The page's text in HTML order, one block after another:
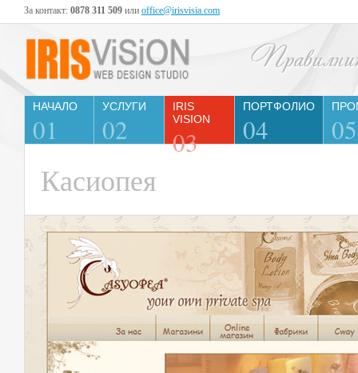
За контакт: 0878 311 509 или office@irisvisia.com
НАЧАЛО
01
УСЛУГИ
02
IRIS
VISION
03
ПОРТФОЛИО
04 05
Касиопея